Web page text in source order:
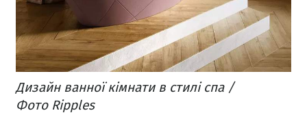
Дизайн ванної кімнати в стилі спа /
Фото Ripples